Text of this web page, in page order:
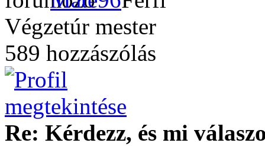
Végzetúr mester
589 hozzászólás
Re: Kérdezz, és mi